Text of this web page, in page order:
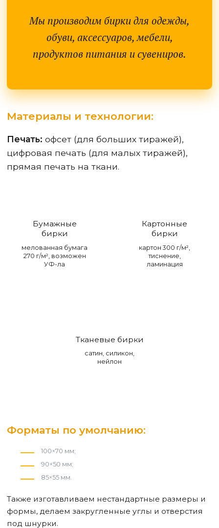
Мы производим бирки для одежды,
обуви, аксессуаров, мебели,
продуктов питания и сувениров.
Материалы и технологии:
Печать: офсет (для больших тиражей),
цифровая печать (для малых тиражей),
прямая печать на ткани.
Бумажные
бирки
мелованная бумага
270 г/м², возможен
УФ-ла
Картонные
бирки
картон 300 г/м²,
тиснение,
ламинация
Тканевые бирки
сатин, силикон,
нейлон
Форматы по умолчанию:
100×70 мм;
90×50 мм;
85×55 мм.
Также изготавливаем нестандартные размеры и
формы, делаем закругленные углы и отверстия
под шнурки.